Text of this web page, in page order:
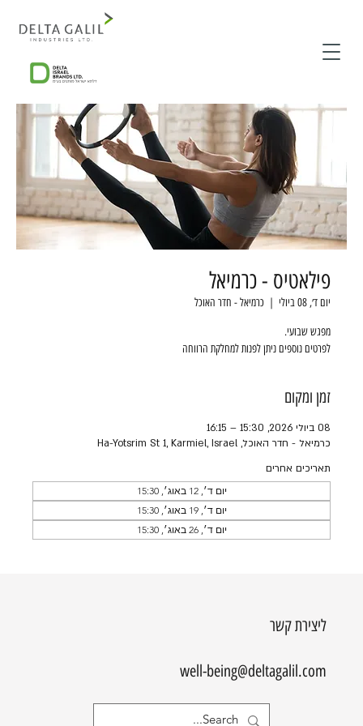
פילאטיס - כרמיאל
יום ד׳, 08 ביולי
  |
כרמיאל - חדר האוכל
לפרטים נוספים ניתן לפנות למחלקת הרווחה
זמן ומקום
08 ביולי 2026, 15:30 – 16:15
כרמיאל - חדר האוכל, Ha-Yotsrim St 1, Karmiel, Israel
תאריכים אחרים
יום ד׳, 12 באוג׳, 15:30
יום ד׳, 19 באוג׳, 15:30
יום ד׳, 26 באוג׳, 15:30
ליצירת קשר
well-being@deltagalil.com